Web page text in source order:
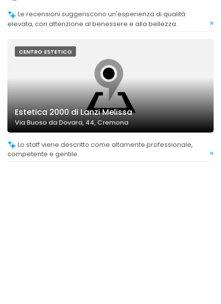
elevata, con attenzione al benessere e alla bellezza.
»
CENTRO ESTETICO
Estetica 2000 di Lanzi Melissa
Via Buoso da Dovara, 44, Cremona
competente e gentile.
»